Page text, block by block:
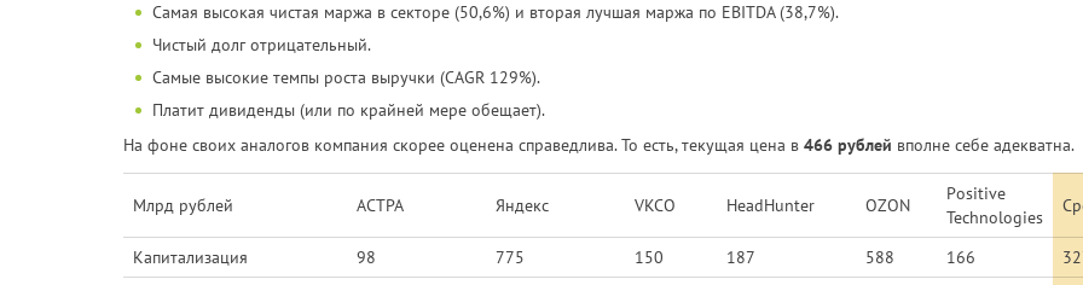
Самая высокая чистая маржа в секторе (50,6%) и вторая лучшая маржа по EBITDA (38,7%).
Чистый долг отрицательный.
Самые высокие темпы роста выручки (CAGR 129%).
Платит дивиденды (или по крайней мере обещает).
На фоне своих аналогов компания скорее оценена справедлива. То есть, текущая цена в 466 рублей вполне себе адекватна.
Млрд рублей АСТРА Яндекс VKCO HeadHunter OZON
Positive
Technologies
Капитализация 98 775 150 187 588 166